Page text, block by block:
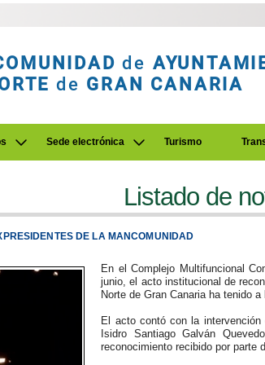
de
de GRAN CANARIA
Sede electrónica Turismo
Listado de
DE LA MANCOMUNIDAD
En el Complejo Multifuncional
junio, el acto institucional de
Norte de Gran Canaria ha tenido
El acto contó con la
Isidro Santiago Galván
reconocimiento recibido por parte